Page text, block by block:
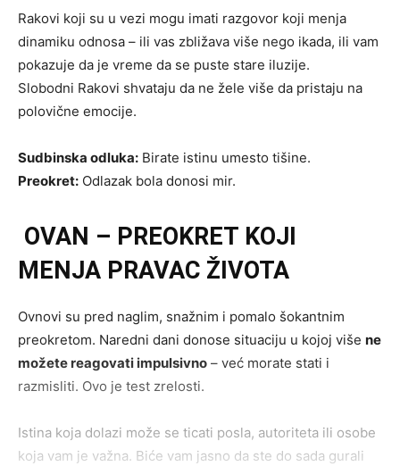
Rakovi koji su u vezi mogu imati razgovor koji menja
dinamiku odnosa – ili vas zbližava više nego ikada, ili vam
pokazuje da je vreme da se puste stare iluzije.
Slobodni Rakovi shvataju da ne žele više da pristaju na
polovične emocije.
Sudbinska odluka: Birate istinu umesto tišine.
Preokret: Odlazak bola donosi mir.
OVAN – PREOKRET KOJI
MENJA PRAVAC ŽIVOTA
Ovnovi su pred naglim, snažnim i pomalo šokantnim
preokretom. Naredni dani donose situaciju u kojoj više ne
možete reagovati impulsivno – već morate stati i
razmisliti. Ovo je test zrelosti.
Istina koja dolazi može se ticati posla, autoriteta ili osobe
koja vam je važna. Biće vam jasno da ste do sada gurali